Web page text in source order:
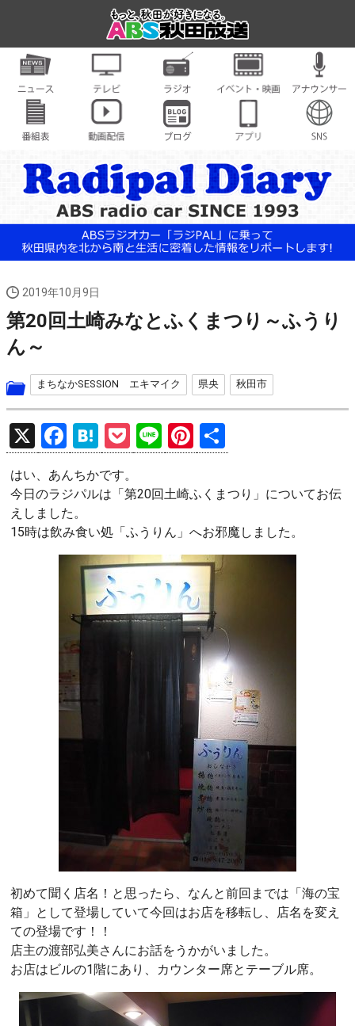
2019年10月9日
第20回土崎みなとふくまつり～ふうり
ん～
まちなかSESSION エキマイク 県央 秋田市
X
F
a
ce
b
o
o
H
at
e
a
P
o
ck
Li
n
e
Pi
nt
er
t
有
はい、あんちかです。
今日のラジパルは「第20回土崎ふくまつり」についてお伝
えしました。
15時は飲み食い処「ふうりん」へお邪魔しました。
初めて聞く店名！と思ったら、なんと前回までは「海の宝
箱」として登場していて今回はお店を移転し、店名を変え
ての登場です！！
店主の渡部弘美さんにお話をうかがいました。
お店はビルの1階にあり、カウンター席とテーブル席。